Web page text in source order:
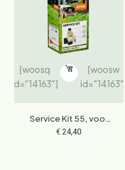
[woosq
id="14163"]
[woosw
id="14163"]
Service Kit 55, voor
RM 248.3 en RM 253.3
€24,40